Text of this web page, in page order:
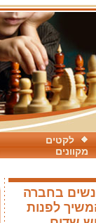
לקטים
מקוונים
בחברה
לפנות